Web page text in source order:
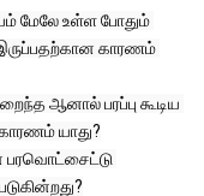
மேலே உள்ள போதும்
காரணம்
ஆனால் பரப்பு கூடிய
யாது?
பரவொட்சைட்டு